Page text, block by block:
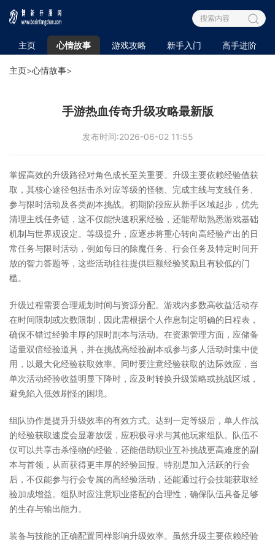
主页 心情故事 游戏攻略 新手入门 高手进阶
主页>心情故事>
手游热血传奇升级攻略最新版
发布时间:2026-06-02 11:55
掌握高效的升级路径对角色成长至关重要。升级主要依赖经验值获
取，其核心途径包括击杀对应等级的怪物、完成主线与支线任务、
参与限时活动及各类副本挑战。初期阶段应从新手区域起步，优先
清理主线任务链，这不仅能快速积累经验，还能帮助熟悉游戏基础
机制与世界观设定。等级提升，应逐步将重心转向高经验产出的日
常任务与限时活动，例如每日的除魔任务、行会任务及特定时间开
放的智力答题等，这些活动往往提供巨额经验奖励且有较低的门
槛。
升级过程需要合理规划时间与资源分配。游戏内多数高收益活动存
在时间限制或次数限制，因此需根据个人作息制定明确的日程表，
确保不错过经验丰厚的限时副本与活动。在资源管理方面，应储备
适量双倍经验道具，并在挑战高经验副本或参与多人活动时集中使
用，以最大化经验获取效率。同时要注意经验获取的边际效应，当
单次活动经验收益明显下降时，应及时转换升级策略或挑战区域，
避免陷入低效刷怪的困境。
组队协作是提升升级效率的有效方式。达到一定等级后，单人作战
的经验获取速度会显著放缓，应积极寻求与其他玩家组队。队伍不
仅可以共享击杀怪物的经验，还能借助职业互补挑战更高难度的副
本与首领，从而获得更丰厚的经验回报。特别是加入活跃的行会
后，不仅能参与行会专属的高经验活动，还能通过行会技能获取经
验加成增益。组队时应注意职业搭配的合理性，确保队伍具备足够
的生存与输出能力。
装备与技能的正确配置同样影响升级效率。虽然升级主要依赖经验